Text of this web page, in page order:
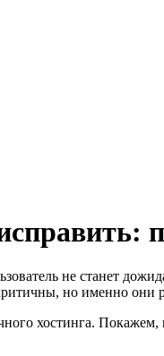
не станет
но именно
хостинга. Покажем,